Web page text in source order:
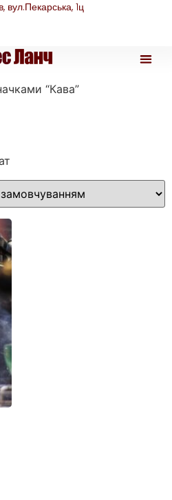
вул.Пекарська, 1ц
“Кава”